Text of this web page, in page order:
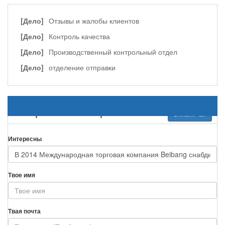
[Дело] Отзывы и жалобы клиентов
[Дело] Контроль качества
[Дело] Производственный контрольный отдел
[Дело] отделение отправки
Интересны
Твое имя
Твая почта